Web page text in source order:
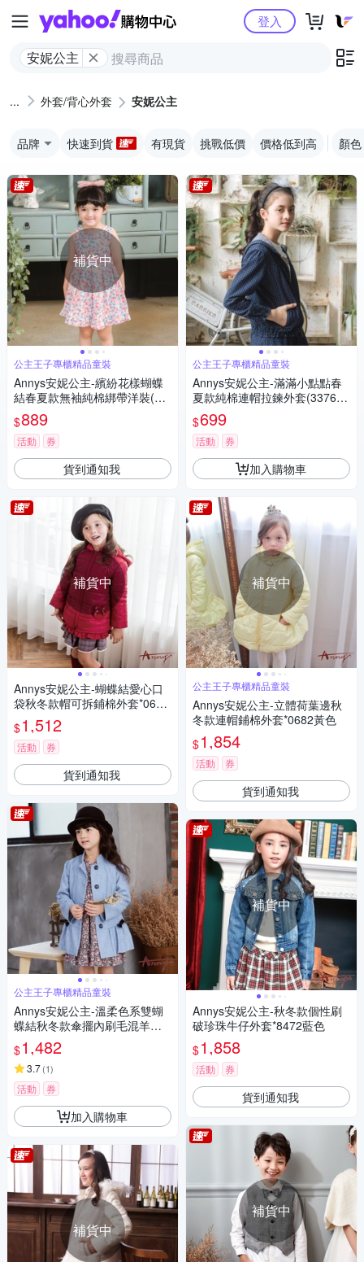
Yahoo購物中心
安妮公主
登入
外套/背心外套 安妮公主
品牌 快速到貨 有現貨 挑戰低價 價格低到高 顏色
補貨中
公主王子專櫃精品童裝
Annys安妮公主-繽紛花樣蝴蝶
結春夏款無袖純棉綁帶洋裝(33
12粉紅色)
$889
活動 券
貨到通知我
補貨中
Annys安妮公主-蝴蝶結愛心口
袋秋冬款帽可拆鋪棉外套*0680
紅色
$1,512
活動 券
貨到通知我
公主王子專櫃精品童裝
Annys安妮公主-溫柔色系雙蝴
蝶結秋冬款傘擺內刷毛混羊毛
大衣*9670水藍
$1,482
3.7(1)
活動 券
加入購物車
補貨中
公主王子專櫃精品童裝
Annys安妮公主-滿滿小點點春
夏款純棉連帽拉鍊外套(3376藍
色)
$699
活動 券
加入購物車
補貨中
公主王子專櫃精品童裝
Annys安妮公主-立體荷葉邊秋
冬款連帽鋪棉外套*0682黃色
$1,854
活動 券
貨到通知我
補貨中
Annys安妮公主-秋冬款個性刷
破珍珠牛仔外套*8472藍色
$1,858
活動 券
貨到通知我
補貨中